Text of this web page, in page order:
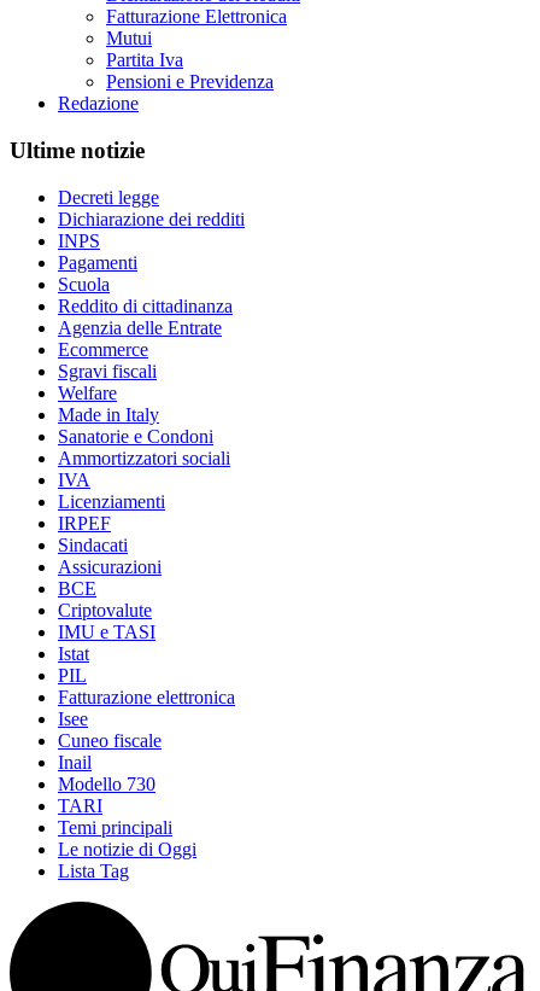
Fatturazione Elettronica
Mutui
Partita Iva
Pensioni e Previdenza
Redazione
Ultime notizie
Decreti legge
Dichiarazione dei redditi
INPS
Pagamenti
Scuola
Reddito di cittadinanza
Agenzia delle Entrate
Ecommerce
Sgravi fiscali
Welfare
Made in Italy
Sanatorie e Condoni
Ammortizzatori sociali
IVA
Licenziamenti
IRPEF
Sindacati
Assicurazioni
BCE
Criptovalute
IMU e TASI
Istat
PIL
Fatturazione elettronica
Isee
Cuneo fiscale
Inail
Modello 730
TARI
Temi principali
Le notizie di Oggi
Lista Tag